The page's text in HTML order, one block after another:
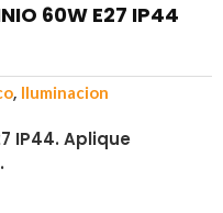
60W E27 IP44
, Iluminacion
IP44. Aplique